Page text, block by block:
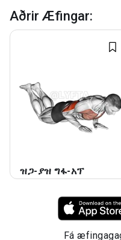
Aðrir Æfingar:
ዝጋ-ያዝ ግፋ-አፕ
Fá